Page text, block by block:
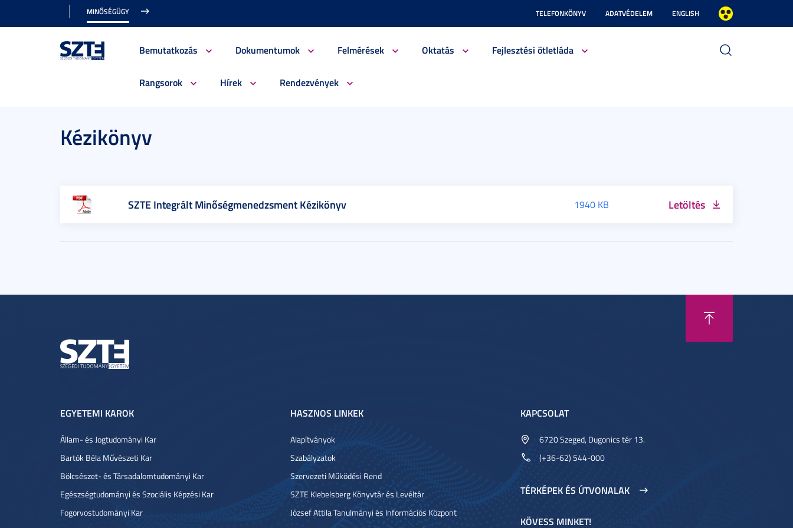
MINŐSÉGÜGY TELEFONKÖNYV ADATVÉDELEM ENGLISH
Bemutatkozás Dokumentumok Felmérések Oktatás Fejlesztési ötletláda
Rangsorok Hírek Rendezvények
Kézikönyv
SZTE Integrált Minőségmenedzsment Kézikönyv 1940 KB Letöltés
EGYETEMI KAROK
Állam- és Jogtudományi Kar
Bartók Béla Művészeti Kar
Bölcsészet- és Társadalomtudományi Kar
Egészségtudományi és Szociális Képzési Kar
Fogorvostudományi Kar
HASZNOS LINKEK
Alapítványok
Szabályzatok
Szervezeti Működési Rend
SZTE Klebelsberg Könyvtár és Levéltár
József Attila Tanulmányi és Információs Központ
KAPCSOLAT
6720 Szeged, Dugonics tér 13.
(+36-62) 544-000
TÉRKÉPEK ÉS ÚTVONALAK
KÖVESS MINKET!